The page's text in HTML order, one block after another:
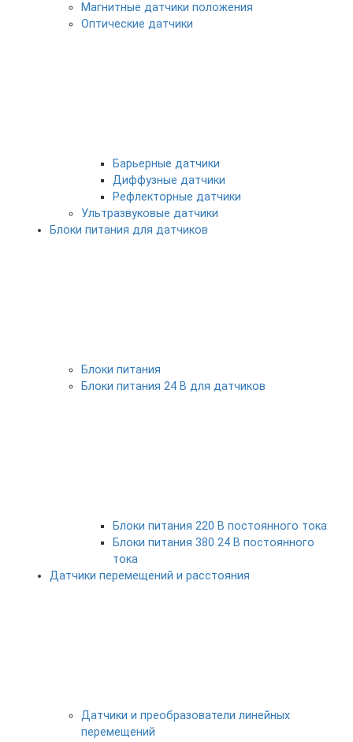
Магнитные датчики положения
Оптические датчики
Барьерные датчики
Диффузные датчики
Рефлекторные датчики
Ультразвуковые датчики
Блоки питания для датчиков
Блоки питания
Блоки питания 24 В для датчиков
Блоки питания 220 В постоянного тока
Блоки питания 380 24 В постоянного
тока
Датчики перемещений и расстояния
Датчики и преобразователи линейных
перемещений